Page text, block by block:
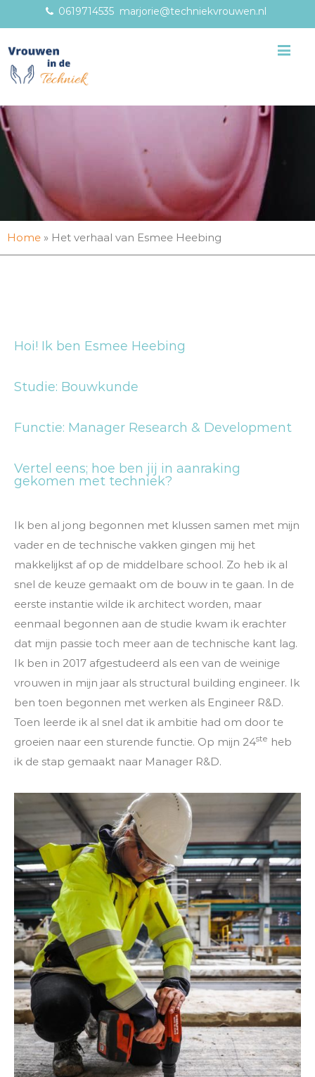
0619714535 marjorie@techniekvrouwen.nl
Home » Het verhaal van Esmee Heebing
Hoi! Ik ben Esmee Heebing
Studie: Bouwkunde
Functie: Manager Research & Development
Vertel eens; hoe ben jij in aanraking
gekomen met techniek?
Ik ben al jong begonnen met klussen samen met mijn
vader en de technische vakken gingen mij het
makkelijkst af op de middelbare school. Zo heb ik al
snel de keuze gemaakt om de bouw in te gaan. In de
eerste instantie wilde ik architect worden, maar
eenmaal begonnen aan de studie kwam ik erachter
dat mijn passie toch meer aan de technische kant lag.
Ik ben in 2017 afgestudeerd als een van de weinige
vrouwen in mijn jaar als structural building engineer. Ik
ben toen begonnen met werken als Engineer R&D.
Toen leerde ik al snel dat ik ambitie had om door te
groeien naar een sturende functie. Op mijn 24ste heb
ik de stap gemaakt naar Manager R&D.